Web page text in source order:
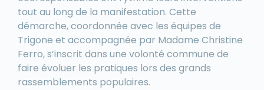
tout au long de la manifestation. Cette
démarche, coordonnée avec les équipes de
Trigone et accompagnée par Madame Christine
Ferro, s’inscrit dans une volonté commune de
faire évoluer les pratiques lors des grands
rassemblements populaires.